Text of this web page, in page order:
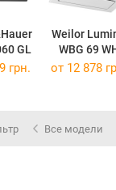
GL
Weilor
WBG 69
Silence
грн. от 12 878
Все модели